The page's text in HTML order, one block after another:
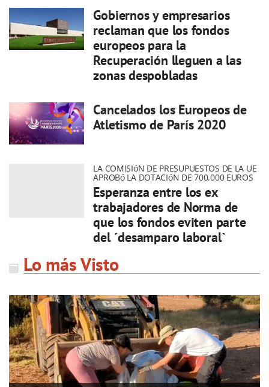
Gobiernos y empresarios
reclaman que los fondos
europeos para la
Recuperación lleguen a las
zonas despobladas
Cancelados los Europeos de
Atletismo de París 2020
LA COMISIóN DE PRESUPUESTOS DE LA UE
APROBó LA DOTACIóN DE 700.000 EUROS
Esperanza entre los ex
trabajadores de Norma de
que los fondos eviten parte
del ´desamparo laboral`
Lo más Visto